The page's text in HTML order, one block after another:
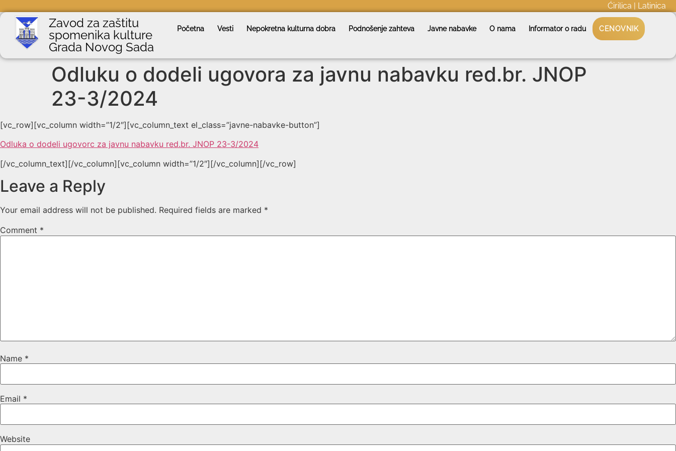
Ćirilica | Latinica
Zavod za zaštitu
spomenika kulture
Grada Novog Sada
Početna Vesti Nepokretna kulturna dobra Podnošenje zahteva Javne nabavke O nama Informator o radu CENOVNIK
Odluku o dodeli ugovora za javnu nabavku red.br. JNOP
23-3/2024
[vc_row][vc_column width=”1/2″][vc_column_text el_class=”javne-nabavke-button”]
Odluka o dodeli ugovorc za javnu nabavku red.br. JNOP 23-3/2024
[/vc_column_text][/vc_column][vc_column width=”1/2″][/vc_column][/vc_row]
Leave a Reply
Your email address will not be published. Required fields are marked *
Comment *
Name *
Email *
Website